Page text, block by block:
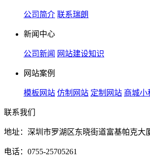
公司简介 联系瑞朗
新闻中心
公司新闻 网站建设知识
网站案例
模板网站 仿制网站 定制网站 商城小
联系我们
地址：深圳市罗湖区东晓街道富基帕克大
电话：0755-25705261